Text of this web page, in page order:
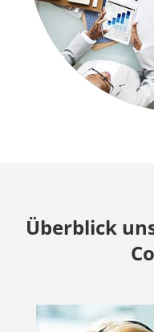
Überblick